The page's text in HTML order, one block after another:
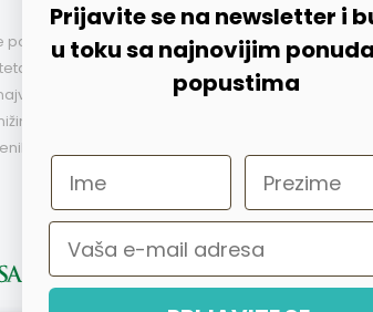
porodice. Nudimo Vam, po najpovoljnijim cenama,
Iz firme Panaceo iz Austrije smo izabrali
proizvođača dijetetskih suplemenata na
cenama nego u EU. Ovo je samo deo
proizvoda.
Prijavite se na newsletter i
u toku sa najnovijim
popustima